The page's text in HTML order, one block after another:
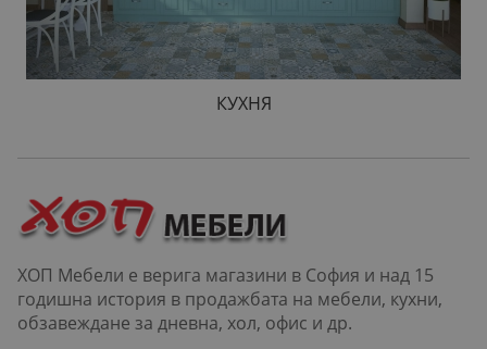
КУХНЯ
ХОП Мебели е верига магазини в София и над 15
годишна история в продажбата на мебели, кухни,
обзавеждане за дневна, хол, офис и др.